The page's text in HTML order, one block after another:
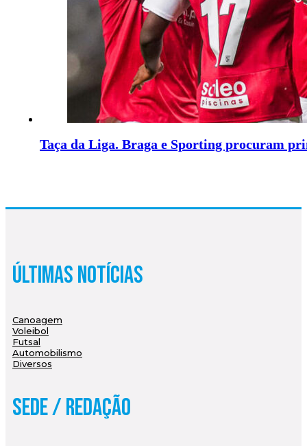
Taça da Liga. Braga e Sporting procuram
Últimas Notícias
Canoagem
Voleibol
Futsal
Automobilismo
Diversos
Sede / Redação